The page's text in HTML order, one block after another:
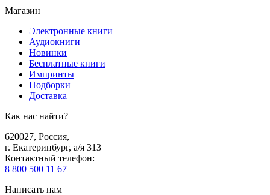
Магазин
Электронные книги
Аудиокниги
Новинки
Бесплатные книги
Импринты
Подборки
Доставка
Как нас найти?
620027, Россия,
г. Екатеринбург, а/я 313
Контактный телефон:
8 800 500 11 67
Написать нам